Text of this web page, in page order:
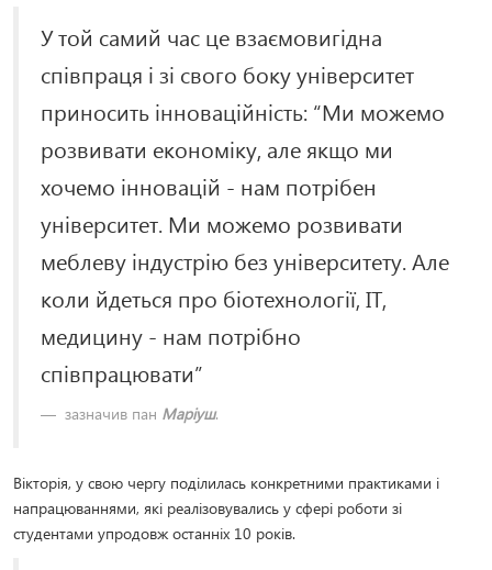
У той самий час це взаємовигідна
співпраця і зі свого боку університет
приносить інноваційність: “Ми можемо
розвивати економіку, але якщо ми
хочемо інновацій - нам потрібен
університет. Ми можемо розвивати
меблеву індустрію без університету. Але
коли йдеться про біотехнології, ІТ,
медицину - нам потрібно
співпрацювати”
зазначив пан Маріуш.
Вікторія, у свою чергу поділилась конкретними практиками і
напрацюваннями, які реалізовувались у сфері роботи зі
студентами упродовж останніх 10 років.